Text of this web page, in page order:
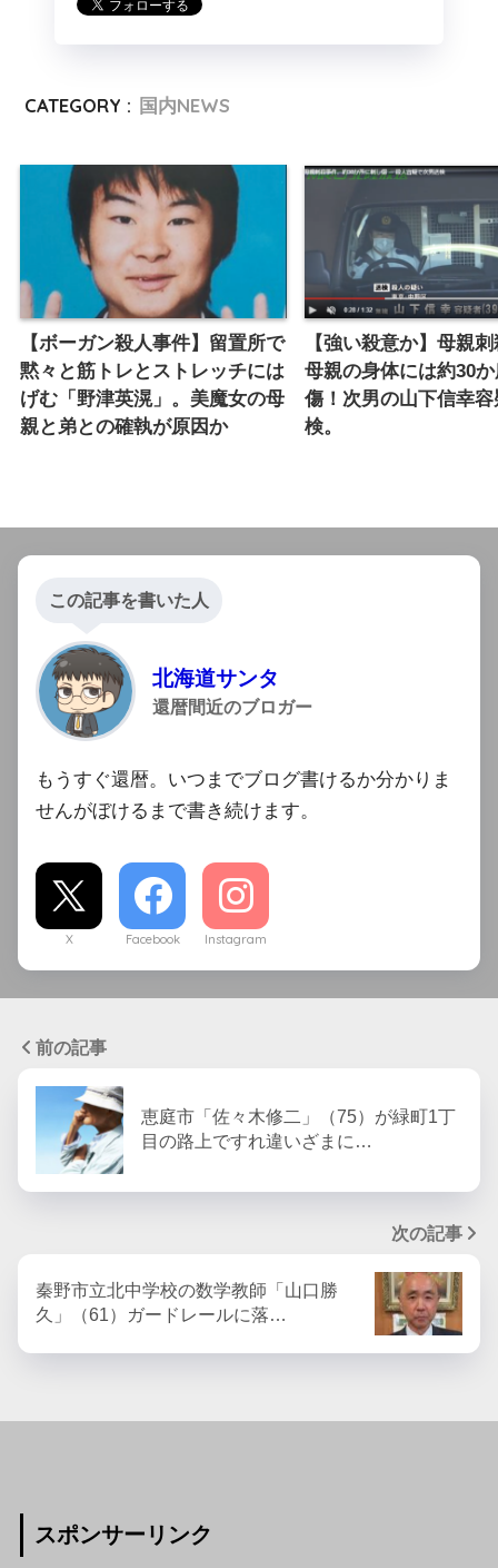
CATEGORY : 国内NEWS
【ボーガン殺人事件】留置所で
黙々と筋トレとストレッチには
げむ「野津英滉」。美魔女の母
親と弟との確執が原因か
【強い殺意か】母親
母親の身体には約30
傷！次男の山下信幸
検。
この記事を書いた人
北海道サンタ
還暦間近のブロガー
もうすぐ還暦。いつまでブログ書けるか分かりま
せんがぼけるまで書き続けます。
X Facebook Instagram
前の記事
恵庭市「佐々木修二」（75）が緑町1丁
目の路上ですれ違いざまに…
次の記事
秦野市立北中学校の数学教師「山口勝
久」（61）ガードレールに落…
スポンサーリンク